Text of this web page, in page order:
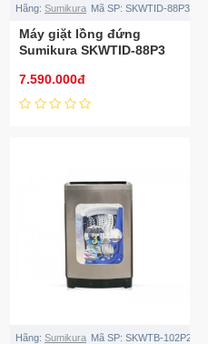
Hãng: Sumikura Mã SP: SKWTID-88P3
Máy giặt lồng đứng
Sumikura SKWTID-88P3
7.590.000đ
Hãng: Sumikura Mã SP: SKWTB-102P2